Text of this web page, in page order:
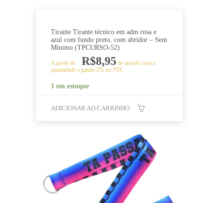
Tirante Tirante técnico em adm rosa e
azul com fundo preto, com abridor – Sem
Mínimo (TPCURSO-52)
A partir de R$8,95 de acordo com a
quantidade e ganhe 5% no PIX
1 em estoque
ADICIONAR AO CARRINHO